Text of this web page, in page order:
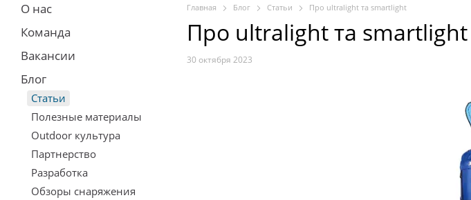
Главная Блог Статьи Про ultralight та smartlight
Про ultralight та smartlight
30 октября 2023
О нас
Команда
Вакансии
Блог
Статьи
Полезные материалы
Outdoor культура
Партнерство
Разработка
Обзоры снаряжения